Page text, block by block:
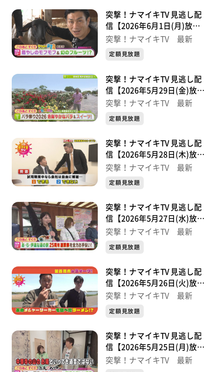
突撃！ナマイキTV 見逃し配
信【2026年6月1日(月)放送
分】
突撃！ナマイキTV 最新
定額見放題
突撃！ナマイキTV 見逃し配
信【2026年5月29日(金)放送
分】
突撃！ナマイキTV 最新
定額見放題
突撃！ナマイキTV 見逃し配
信【2026年5月28日(木)放送
分】
突撃！ナマイキTV 最新
定額見放題
突撃！ナマイキTV 見逃し配
信【2026年5月27日(水)放送
分】
突撃！ナマイキTV 最新
定額見放題
突撃！ナマイキTV 見逃し配
信【2026年5月26日(火)放送
分】
突撃！ナマイキTV 最新
定額見放題
突撃！ナマイキTV 見逃し配
信【2026年5月25日(月)放送
分】
突撃！ナマイキTV 最新